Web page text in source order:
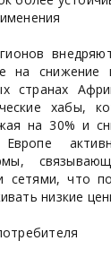
на снижение
странах
хабы,
на 30% и
сетями, что
низкие